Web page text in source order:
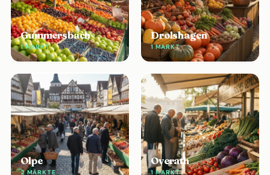
Gummersbach
1 MARKT
Drolshagen
1 MARKT
Olpe
2 MÄRKTE
Overath
1 MARKT